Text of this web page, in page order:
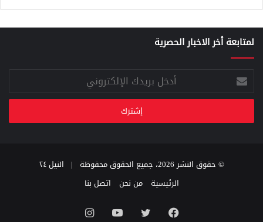
لمتابعة أخر الاخبار الحصرية
أدخل
بريدك
الإلكتروني
© حقوق النشر 2026، جميع الحقوق محفوظة |
النيل ٢٤
الرئيسية
من نحن اتصل بنا
فيسبوك تويتر يوتيوب